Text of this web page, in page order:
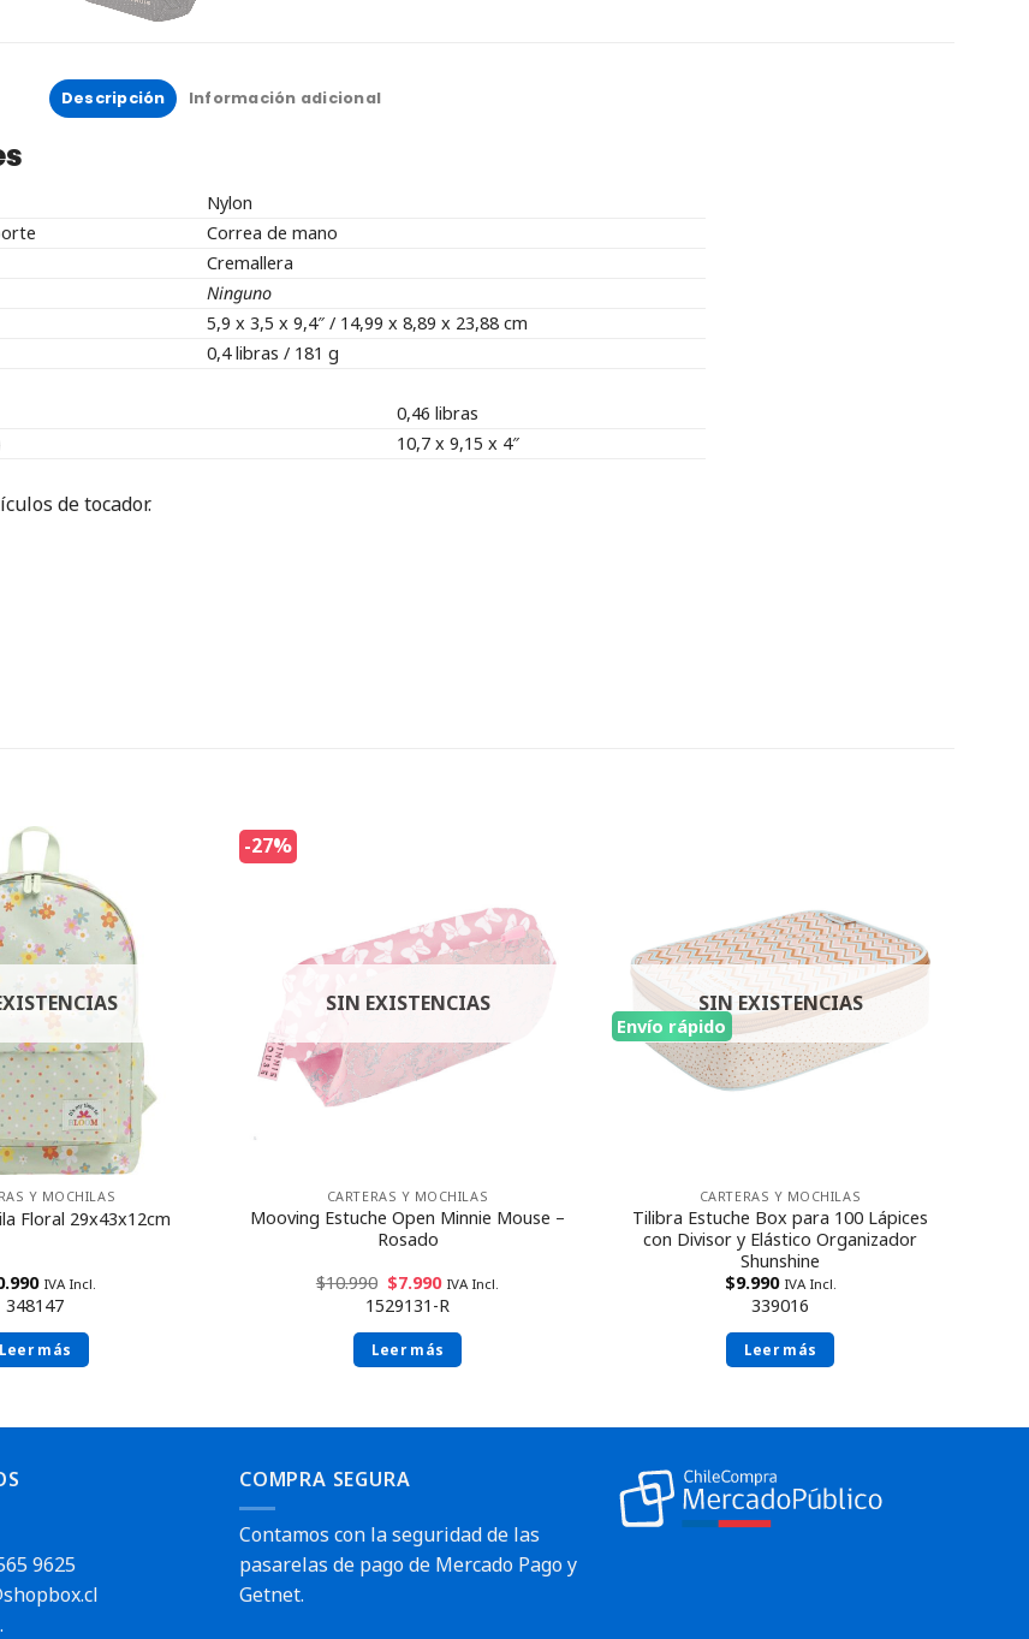
Descripción Información adicional
Nylon
Correa de mano
Cremallera
Ninguno
5,9 x 3,5 x 9,4″ / 14,99 x 8,89 x 23,88 cm
0,4 libras / 181 g
0,46 libras
10,7 x 9,15 x 4″
de tocador.
Y MOCHILAS
Floral 29x43x12cm
IVA Incl.
348147
Leer más
-27%
SIN EXISTENCIAS
CARTERAS Y MOCHILAS
Mooving Estuche Open Minnie Mouse –
Rosado
$10.990 $7.990 IVA Incl.
1529131-R
Leer más
Envío rápido
SIN EXISTENCIAS
CARTERAS Y MOCHILAS
Tilibra Estuche Box para 100 Lápices
con Divisor y Elástico Organizador
Shunshine
$9.990 IVA Incl.
339016
Leer más
9625
COMPRA SEGURA
Contamos con la seguridad de las
pasarelas de pago de Mercado Pago y
Getnet.